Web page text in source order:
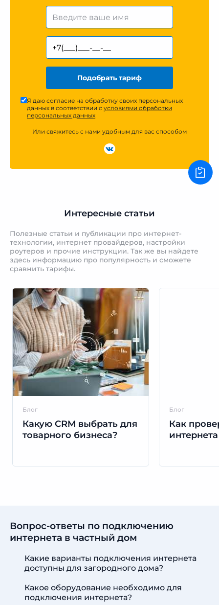
Подобрать тариф
Я даю согласие на обработку своих персональных
данных в соответствии с условиями обработки
персональных данных
Или свяжитесь с нами удобным для вас способом
Интересные статьи
Полезные статьи и публикации про интернет-
технологии, интернет провайдеров, настройки
роутеров и прочие инструкции. Так же вы найдете
здесь информацию про популярность и сможете
сравнить тарифы.
Блог
Какую CRM выбрать для
товарного бизнеса?
Блог
Как
интернета
Вопрос-ответы по подключению
интернета в частный дом
Какие варианты подключения интернета
доступны для загородного дома?
Какое оборудование необходимо для
подключения интернета?